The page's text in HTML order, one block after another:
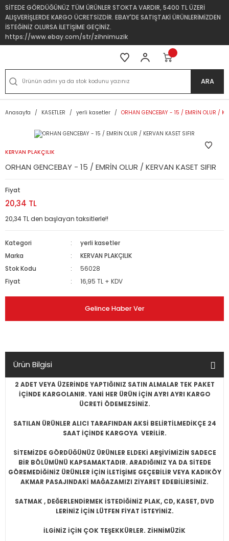
SİTEDE GÖRDÜĞÜNÜZ TÜM ÜRÜNLER STOKTA VARDIR, 5400 TL ÜZERİ
ALIŞVERİŞLERDE KARGO ÜCRETSİZDİR. EBAY'DE SATIŞTAKİ ÜRÜNLERİMİZDEN
İSTEĞİNİZ OLURSA İLETİŞİME GEÇİNİZ.
https://www.ebay.com/str/zihnimuzik
ARA
Anasayfa KASETLER yerli kasetler ORHAN GENCEBAY - 15 / EMRİN OLUR /
KERVAN PLAKÇILIK
ORHAN GENCEBAY - 15 / EMRİN OLUR / KERVAN KASET SIFIR
Fiyat
20,34 TL
20,34 TL den başlayan taksitlerle!!
Kategori
yerli kasetler
Marka
KERVAN PLAKÇILIK
Stok Kodu
56028
Fiyat
16,95 TL + KDV
Gelince Haber Ver
Ürün Bilgisi
2 ADET VEYA ÜZERİNDE YAPTIĞINIZ SATIN ALMALAR TEK PAKET
İÇİNDE KARGOLANIR. YANİ HER ÜRÜN İÇİN AYRI AYRI KARGO
ÜCRETİ ÖDEMEZSİNİZ.
SATILAN ÜRÜNLER ALICI TARAFINDAN AKSİ BELİRTİLMEDİKÇE 24
SAAT İÇİNDE KARGOYA VERİLİR.
SİTEMİZDE GÖRDÜĞÜNÜZ ÜRÜNLER ELDEKİ ARŞİVİMİZİN SADECE
BİR BÖLÜMÜNÜ KAPSAMAKTADIR. ARADIĞINIZ YA DA SİTEDE
GÖREMEDİĞİNİZ ÜRÜNLER İÇİN İLETİŞİME GEÇEBİLİR VEYA KADIKÖY
AKMAR PASAJINDAKİ MAĞAZAMIZI ZİYARET EDEBİLİRSİNİZ.
SATMAK , DEĞERLENDİRMEK İSTEDİĞİNİZ PLAK, CD, KASET, DVD
LERİNİZ İÇİN LÜTFEN FİYAT İSTEYİNİZ.
İLGİNİZ İÇİN ÇOK TEŞEKKÜRLER. ZİHNİMÜZİK